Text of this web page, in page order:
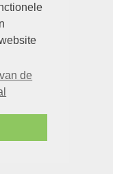
de